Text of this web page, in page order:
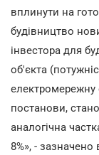
вплинути на
будівництво
інвестора для
об'єкта
електромережну
постанови,
аналогічна
8%», -